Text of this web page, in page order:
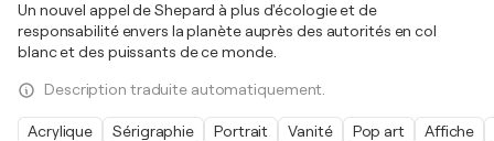
Un nouvel appel de Shepard à plus d'écologie et de
responsabilité envers la planète auprès des autorités en col
blanc et des puissants de ce monde.
Description traduite automatiquement.
Acrylique Sérigraphie Portrait Vanité Pop art Affiche